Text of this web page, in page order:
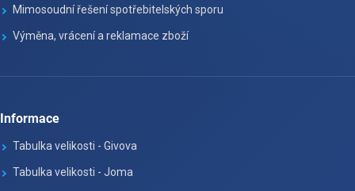
Mimosoudní řešení spotřebitelských sporu
Výměna, vrácení a reklamace zboží
Informace
Tabulka velikosti - Givova
Tabulka velikosti - Joma